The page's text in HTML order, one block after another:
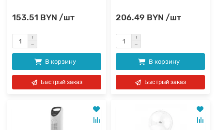
153.51 BYN /шт
В корзину
Быстрый заказ
206.49 BYN /шт
В корзину
Быстрый заказ